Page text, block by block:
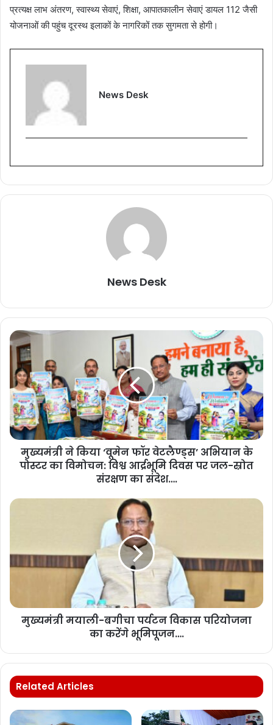
प्रत्यक्ष लाभ अंतरण, स्वास्थ्य सेवाएं, शिक्षा, आपातकालीन सेवाएं डायल 112 जैसी
योजनाओं की पहुंच दूरस्थ इलाकों के नागरिकों तक सुगमता से होगी।
News Desk
News Desk
मुख्यमंत्री ने किया ‘वूमेन फॉर वेटलैण्ड्स’ अभियान के
पोस्टर का विमोचन: विश्व आर्द्रभूमि दिवस पर जल-स्रोत
संरक्षण का संदेश….
मुख्यमंत्री मयाली-बगीचा पर्यटन विकास परियोजना
का करेंगे भूमिपूजन….
Related Articles